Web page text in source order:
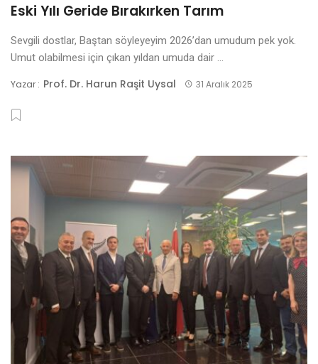
Eski Yılı Geride Bırakırken Tarım
Sevgili dostlar, Baştan söyleyeyim 2026’dan umudum pek yok.
Umut olabilmesi için çıkan yıldan umuda dair ...
Yazar : Prof. Dr. Harun Raşit Uysal 31 Aralık 2025